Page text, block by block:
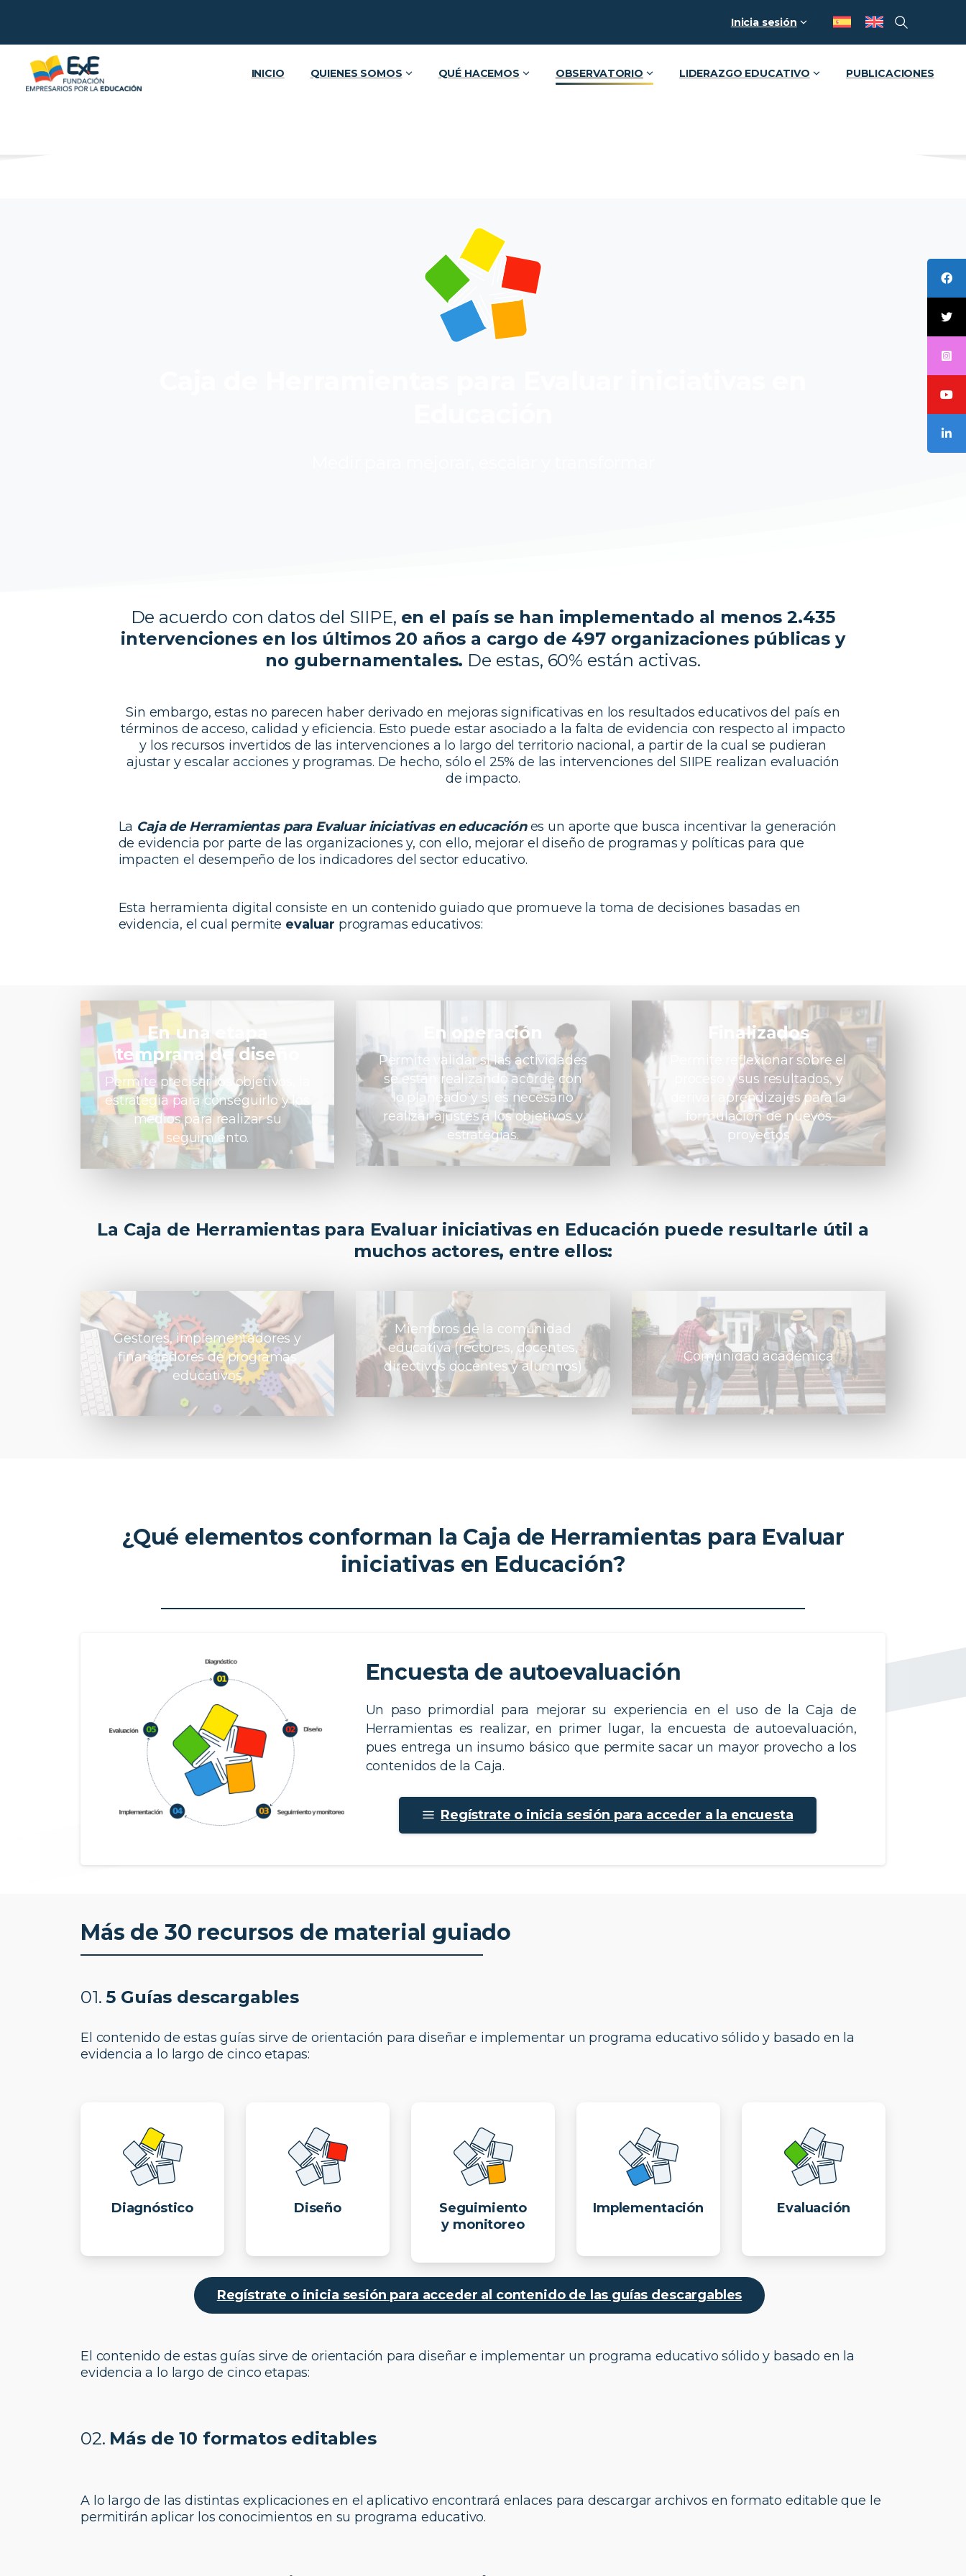
Inicia sesión
INICIO QUIENES SOMOS QUÉ HACEMOS OBSERVATORIO LIDERAZGO EDUCATIVO PUBLICACIONES
De acuerdo con datos del SIIPE, en el país se han implementado al menos 2.435
intervenciones en los últimos 20 años a cargo de 497 organizaciones públicas y
no gubernamentales. De estas, 60% están activas.
Sin embargo, estas no parecen haber derivado en mejoras significativas en los resultados educativos del país en
términos de acceso, calidad y eficiencia. Esto puede estar asociado a la falta de evidencia con respecto al impacto
y los recursos invertidos de las intervenciones a lo largo del territorio nacional, a partir de la cual se pudieran
ajustar y escalar acciones y programas. De hecho, sólo el 25% de las intervenciones del SIIPE realizan evaluación
de impacto.
La Caja de Herramientas para Evaluar iniciativas en educaciónes un aporte que busca incentivar la generación
de evidencia por parte de las organizaciones y, con ello, mejorar el diseño de programas y políticas para que
impacten el desempeño de los indicadores del sector educativo.
Esta herramienta digital consiste en un contenido guiado que promueve la toma de decisiones basadas en
evidencia, el cual permite evaluar programas educativos:
En una etapa
temprana de diseño
Permite precisar los objetivos, la
estrategia para conseguirlo y los
medios para realizar su
seguimiento.
En operación
Permite validar si las actividades
se están realizando acorde con
lo planeado y si es necesario
realizar ajustes a los objetivos y
estrategias.
Finalizados
Permite reflexionar sobre el
proceso y sus resultados, y
derivar aprendizajes para la
formulación de nuevos
proyectos
La Caja de Herramientas para Evaluar iniciativas en Educación puede resultarle útil a
muchos actores, entre ellos:
Gestores, implementadores y
financiadores de programas
educativos
Miembros de la comunidad
educativa (rectores, docentes,
directivos docentes y alumnos)
Comunidad académica
¿Qué elementos conforman la Caja de Herramientas para Evaluar
iniciativas en Educación?
Encuesta de autoevaluación
Un paso primordial para mejorar su experiencia en el uso de la Caja de
Herramientas es realizar, en primer lugar, la encuesta de autoevaluación,
pues entrega un insumo básico que permite sacar un mayor provecho a los
contenidos de la Caja.​
Regístrate o inicia sesión para acceder a la encuesta
Más de 30 recursos de material guiado
01.5 Guías descargables
El contenido de estas guías sirve de orientación para diseñar e implementar un programa educativo sólido y basado en la
evidencia a lo largo de cinco etapas:
Diagnóstico Diseño
Seguimiento
y monitoreo
Implementación Evaluación
Regístrate o inicia sesión para acceder al contenido de las guías descargables
El contenido de estas guías sirve de orientación para diseñar e implementar un programa educativo sólido y basado en la
evidencia a lo largo de cinco etapas:
02. Más de 10 formatos editables
A lo largo de las distintas explicaciones en el aplicativo encontrará enlaces para descargar archivos en formato editable que le
permitirán aplicar los conocimientos en su programa educativo.